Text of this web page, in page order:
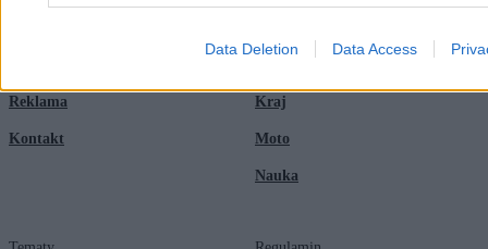
Data Deletion Data Access
Reklama
Kontakt
Kraj
Moto
Nauka